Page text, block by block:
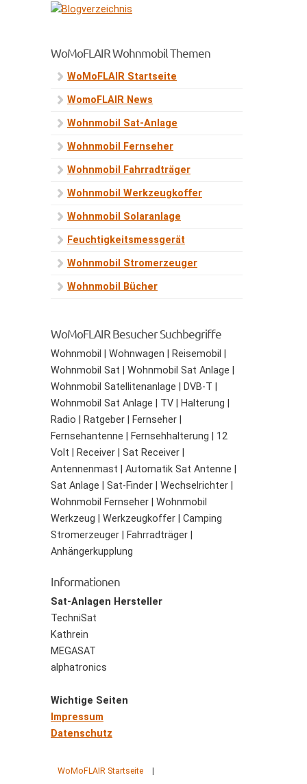
WoMoFLAIR Wohnmobil Themen
WoMoFLAIR Startseite
WomoFLAIR News
Wohnmobil Sat-Anlage
Wohnmobil Fernseher
Wohnmobil Fahrradträger
Wohnmobil Werkzeugkoffer
Wohnmobil Solaranlage
Feuchtigkeitsmessgerät
Wohnmobil Stromerzeuger
Wohnmobil Bücher
WoMoFLAIR Besucher Suchbegriffe
Wohnmobil | Wohnwagen | Reisemobil |
Wohnmobil Sat | Wohnmobil Sat Anlage |
Wohnmobil Satellitenanlage | DVB-T |
Wohnmobil Sat Anlage | TV | Halterung |
Radio | Ratgeber | Fernseher |
Fernsehantenne | Fernsehhalterung | 12
Volt | Receiver | Sat Receiver |
Antennenmast | Automatik Sat Antenne |
Sat Anlage | Sat-Finder | Wechselrichter |
Wohnmobil Fernseher | Wohnmobil
Werkzeug | Werkzeugkoffer | Camping
Stromerzeuger | Fahrradträger |
Anhängerkupplung
Informationen
Sat-Anlagen Hersteller
TechniSat
Kathrein
MEGASAT
alphatronics
Wichtige Seiten
Impressum
Datenschutz
WoMoFLAIR Startseite